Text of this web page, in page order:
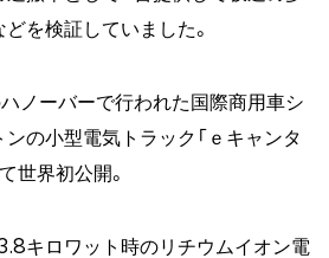
を検証していました。
ノーバーで行われた国際商用車シ
の小型電気トラック「ｅキャンタ
世界初公開。
キロワット時のリチウムイオン電